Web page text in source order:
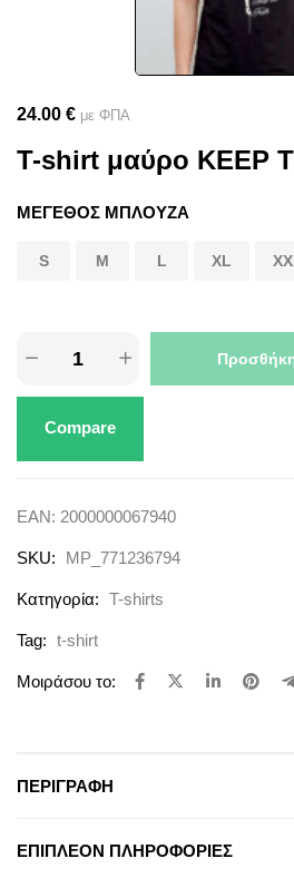
24.00 € με ΦΠΑ
T-shirt μαύρο KEEP
ΜΕΓΕΘΟΣ ΜΠΛΟΥΖΑ
S M L XL
Compare
EAN: 2000000067940
SKU: MP_771236794
Κατηγορία: T-shirts
Tag: t-shirt
Μοιράσου το:
ΠΕΡΙΓΡΑΦΉ
ΕΠΙΠΛΈΟΝ ΠΛΗΡΟΦΟΡΊΕΣ